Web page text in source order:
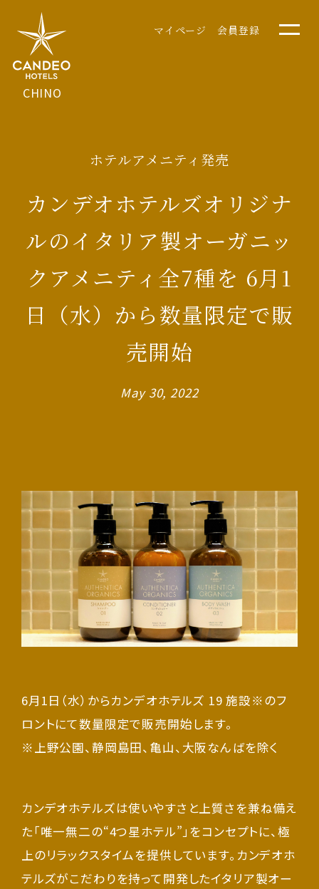
CHINO
マイページ 会員登録
ホテルアメニティ発売
カンデオホテルズオリジナ
ルのイタリア製オーガニッ
クアメニティ全7種を 6月1
日（水）から数量限定で販
売開始
May 30, 2022
6月1日（水）からカンデオホテルズ 19 施設※のフ
ロントにて数量限定で販売開始します。
※上野公園、静岡島田、亀山、大阪なんばを除く
カンデオホテルズは使いやすさと上質さを兼ね備え
た「唯一無二の“4つ星ホテル”」をコンセプトに、極
上のリラックスタイムを提供しています。カンデオホ
テルズがこだわりを持って開発したイタリア製オー